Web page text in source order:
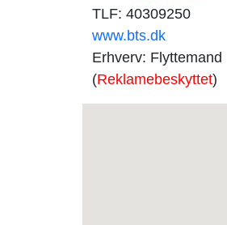
TLF: 40309250
www.bts.dk
Erhverv: Flyttemand
(Reklamebeskyttet)